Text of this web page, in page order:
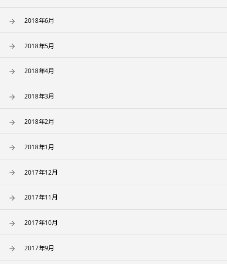
2018年6月
2018年5月
2018年4月
2018年3月
2018年2月
2018年1月
2017年12月
2017年11月
2017年10月
2017年9月